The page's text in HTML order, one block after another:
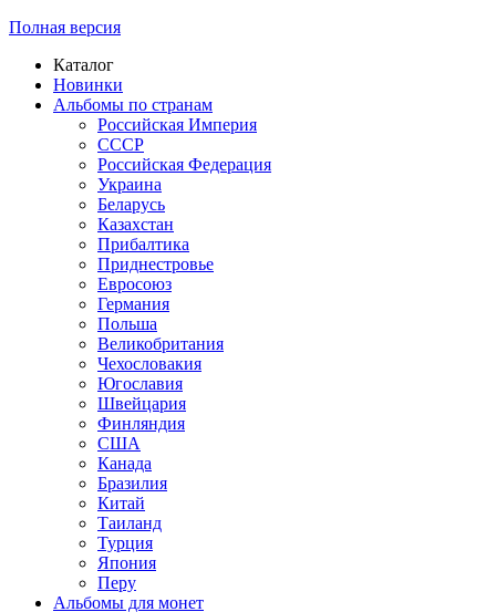
Полная версия
Каталог
Новинки
Альбомы по странам
Российская Империя
СССР
Российская Федерация
Украина
Беларусь
Казахстан
Прибалтика
Приднестровье
Евросоюз
Германия
Польша
Великобритания
Чехословакия
Югославия
Швейцария
Финляндия
США
Канада
Бразилия
Китай
Таиланд
Турция
Япония
Перу
Альбомы для монет